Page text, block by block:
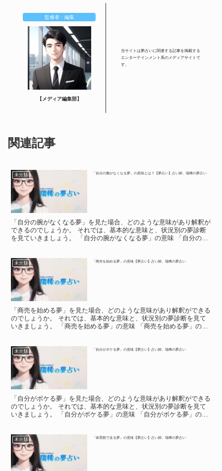
監修者・編集
【メディア編集部】
当サイトは夢占いに関連する記事を掲載する
エンターテインメント系のメディアサイトで
す。
関連記事
未分類 「自分の腕がなくなる夢」の意味とは？【夢占い】占い師、瑞稀の夢占い
「自分の腕がなくなる夢」を見た場合、どのような意味があり解釈が
できるのでしょうか。 それでは、基本的な意味と、状況別の夢診断
を見ていきましょう。 「自分の腕がなくなる夢」の意味 「自分の腕
未分類 「商売を始める夢」の意味【夢占い】占い師、瑞稀の夢占い
「商売を始める夢」を見た場合、どのような意味があり解釈ができる
のでしょうか。 それでは、基本的な意味と、状況別の夢診断を見て
いきましょう。 「商売を始める夢」の意味 「商売を始める夢」の意
未分類 「自分がボケる夢」の意味【夢占い】占い師、瑞稀の夢占い
「自分がボケる夢」を見た場合、どのような意味があり解釈ができる
のでしょうか。 それでは、基本的な意味と、状況別の夢診断を見て
いきましょう。 「自分がボケる夢」の意味 「自分がボケる夢」の意
未分類 「体育館で走る夢」の意味【夢占い】占い師、瑞稀の夢占い